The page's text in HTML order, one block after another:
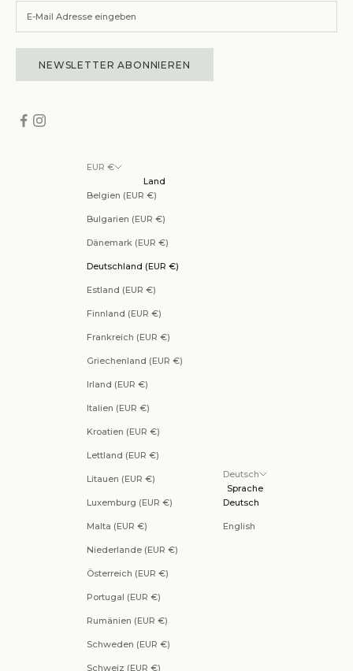
NEWSLETTER ABONNIEREN
EUR €
Land
Belgien (EUR €)
Bulgarien (EUR €)
Dänemark (EUR €)
Deutschland (EUR €)
Estland (EUR €)
Finnland (EUR €)
Frankreich (EUR €)
Griechenland (EUR €)
Irland (EUR €)
Italien (EUR €)
Kroatien (EUR €)
Lettland (EUR €)
Litauen (EUR €)
Luxemburg (EUR €)
Malta (EUR €)
Niederlande (EUR €)
Österreich (EUR €)
Portugal (EUR €)
Rumänien (EUR €)
Schweden (EUR €)
Schweiz (EUR €)
Deutsch
Sprache
Deutsch
English